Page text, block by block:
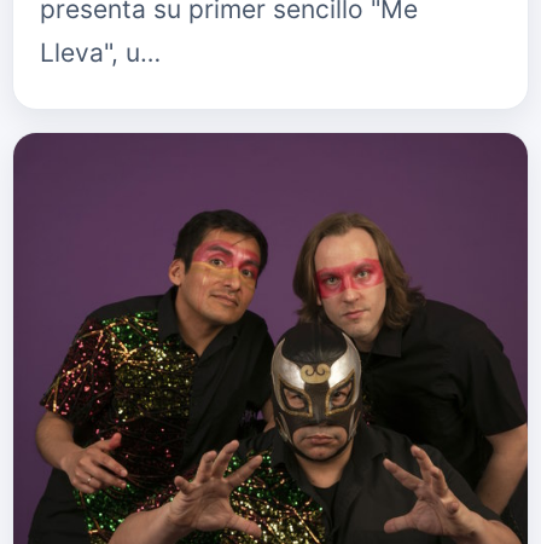
presenta su primer sencillo "Me
Lleva", u…